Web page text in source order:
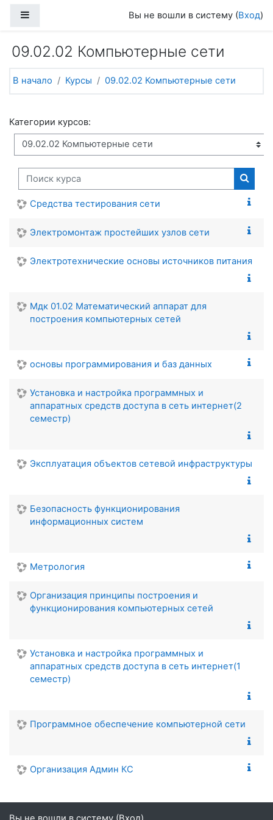
Вы не вошли в систему (Вход)
09.02.02 Компьютерные сети
В начало Курсы 09.02.02 Компьютерные сети
Категории курсов:
Поиск курса
Поиск
Средства тестирования сети
Электромонтаж простейших узлов сети
Электротехнические основы источников питания
Мдк 01.02 Математический аппарат для
построения компьютерных сетей
основы программирования и баз данных
Установка и настройка программных и
аппаратных средств доступа в сеть интернет(2
семестр)
Эксплуатация объектов сетевой инфраструктуры
Безопасность функционирования
информационных систем
Метрология
Организация принципы построения и
функционирования компьютерных сетей
Установка и настройка программных и
аппаратных средств доступа в сеть интернет(1
семестр)
Программное обеспечение компьютерной сети
Организация Админ КС